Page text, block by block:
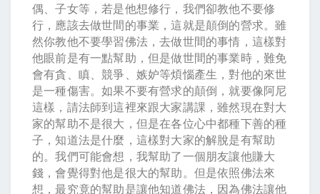
偶、子女等，若是他想修行，我們卻教他不要修
行，應該去做世間的事業，這就是顛倒的營求。雖
然你教他不要學習佛法，去做世間的事情，這樣對
他眼前是有一點幫助，但是做世間的事業時，難免
會有貪、瞋、競爭、嫉妒等煩惱產生，對他的來世
是一種傷害。如果不要有營求的顛倒，就要像阿尼
這樣，請法師到這裡來跟大家講課，雖然現在對大
家的幫助不是很大，但是在各位心中都種下善的種
子，知道法是什麼，這樣對大家的解脫是有幫助
的。我們可能會想，我幫助了一個朋友讓他賺大
錢，會覺得對他是很大的幫助。但是依照佛法來
想，最究竟的幫助是讓他知道佛法，因為佛法讓他